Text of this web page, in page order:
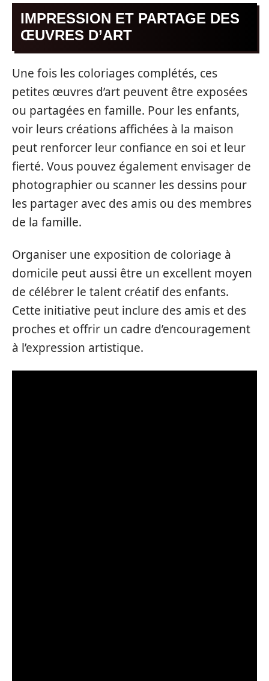
IMPRESSION ET PARTAGE DES
ŒUVRES D’ART
Une fois les coloriages complétés, ces
petites œuvres d’art peuvent être exposées
ou partagées en famille. Pour les enfants,
voir leurs créations affichées à la maison
peut renforcer leur confiance en soi et leur
fierté. Vous pouvez également envisager de
photographier ou scanner les dessins pour
les partager avec des amis ou des membres
de la famille.
Organiser une exposition de coloriage à
domicile peut aussi être un excellent moyen
de célébrer le talent créatif des enfants.
Cette initiative peut inclure des amis et des
proches et offrir un cadre d’encouragement
à l’expression artistique.